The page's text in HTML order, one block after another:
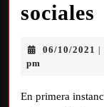
sociales
06/10/2021
pm
En primera